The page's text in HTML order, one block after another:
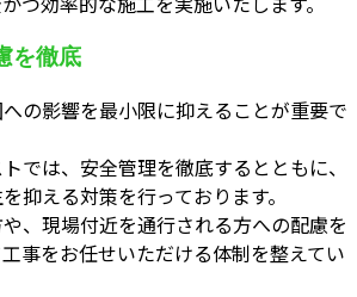
を徹底
の影響を最小限に抑えることが重要で
では、安全管理を徹底するとともに、
抑える対策を行っております。
、現場付近を通行される方への配慮を
事をお任せいただける体制を整えてい